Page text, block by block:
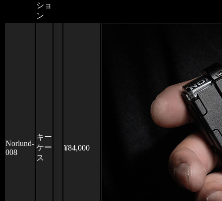
ショ
ン
Norlund-
008
キー
ケー
ス
¥84,000